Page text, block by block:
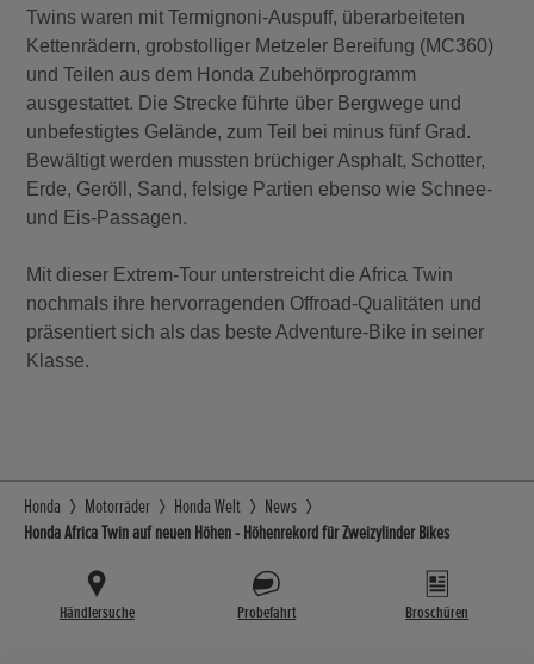
Twins waren mit Termignoni-Auspuff, überarbeiteten
Kettenrädern, grobstolliger Metzeler Bereifung (MC360)
und Teilen aus dem Honda Zubehörprogramm
ausgestattet. Die Strecke führte über Bergwege und
unbefestigtes Gelände, zum Teil bei minus fünf Grad.
Bewältigt werden mussten brüchiger Asphalt, Schotter,
Erde, Geröll, Sand, felsige Partien ebenso wie Schnee-
und Eis-Passagen.
Mit dieser Extrem-Tour unterstreicht die Africa Twin
nochmals ihre hervorragenden Offroad-Qualitäten und
präsentiert sich als das beste Adventure-Bike in seiner
Klasse.
Honda Motorräder Honda Welt
News
Honda Africa Twin auf neuen Höhen - Höhenrekord für Zweizylinder Bikes
Händlersuche Probefahrt Broschüren